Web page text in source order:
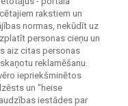
rakstiem un
normas, nekūdīt uz
personas cieņu un
aiz citas personas
reklamēšanu.
iepriekšminētos
un "heise
iestādes par